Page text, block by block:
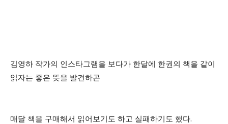
김영하 작가의 인스타그램을 보다가 한달에 한권의 책을 같이
읽자는 좋은 뜻을 발견하곤
매달 책을 구매해서 읽어보기도 하고 실패하기도 했다.